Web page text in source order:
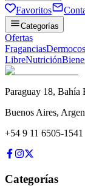
Favoritos
Categorías
Ofertas
Fragancias
LibreNutrición
Paraguay 18, Bahía
Buenos Aires,
+54 9 11 6505-1541
Categorías